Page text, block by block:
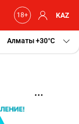
KAZ
Алматы+30 C